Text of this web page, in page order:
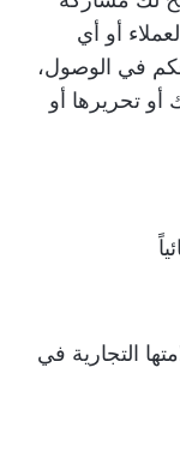
أو أي
في الوصول،
تحريرها أو
التجارية في